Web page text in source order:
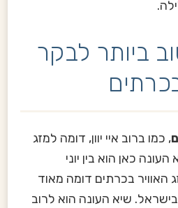
ביותר לבקר
, כמו ברוב איי יוון, דומה למזג
כאן הוא בין יוני
האוויר בכרתים דומה מאוד
בישראל. שיא העונה הוא לרוב